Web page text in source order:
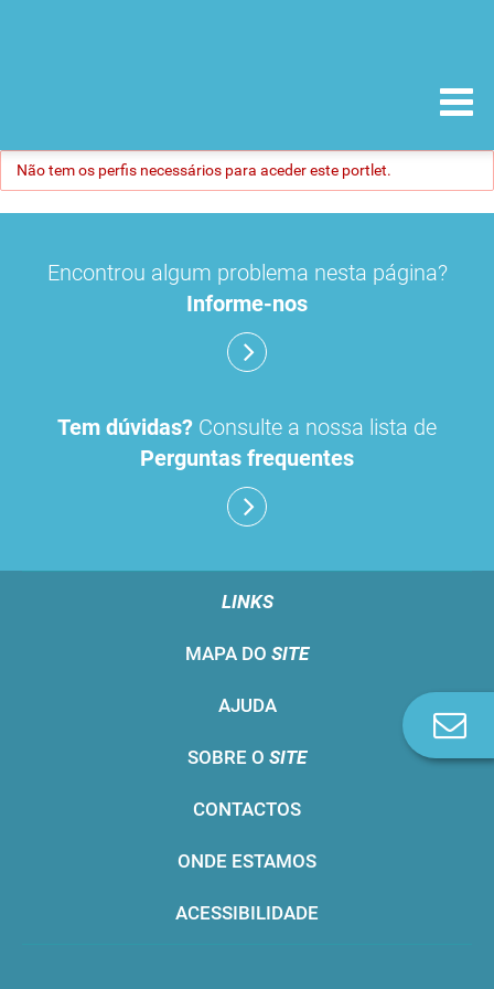
Não tem os perfis necessários para aceder este portlet.
Encontrou algum problema nesta página?
Informe-nos
Tem dúvidas? Consulte a nossa lista de
Perguntas frequentes
LINKS
MAPA DO SITE
AJUDA
SOBRE O SITE
CONTACTOS
ONDE ESTAMOS
ACESSIBILIDADE